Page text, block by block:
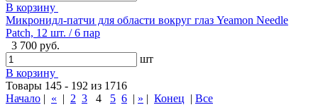
В корзину
Микронидл-патчи для области вокруг глаз Yeamon Needle
Patch, 12 шт. / 6 пар
3 700 руб.
шт
В корзину
Товары 145 - 192 из 1716
Начало | « | 2 3 4 5 6 | » | Конец | Все